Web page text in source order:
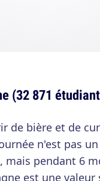
(32 871
de bière et de
n'est pas
mais pendant 6
est une valeur